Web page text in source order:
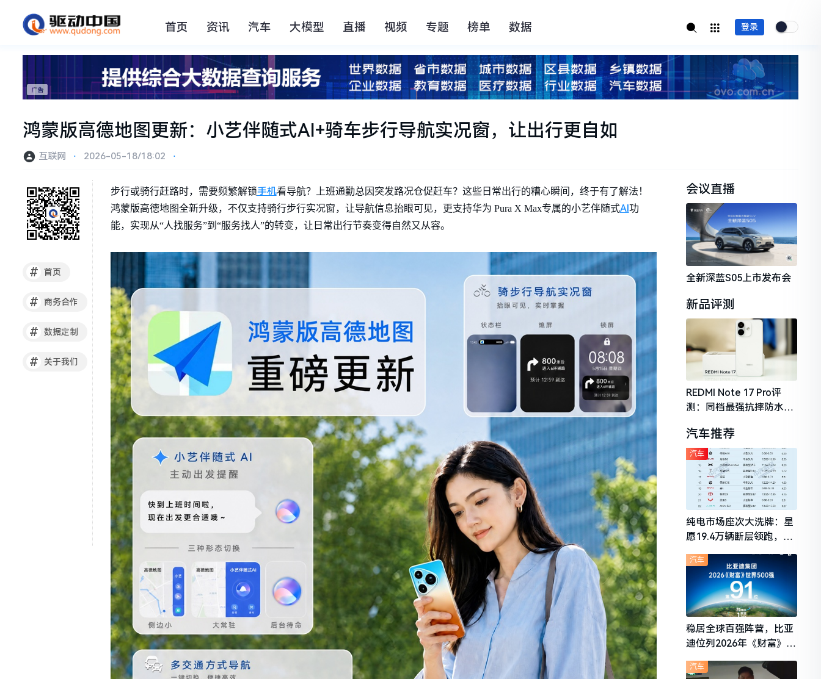
首页 资讯 汽车 大模型 直播 视频 专题 榜单 数据 登录
鸿蒙版高德地图更新：小艺伴随式AI+骑车步行导航实况窗，让出行更自如
互联网 ⋅ 2026-05-18/18:02 ⋅
# 首页
# 商务合作
# 数据定制
# 关于我们
步行或骑行赶路时，需要频繁解锁手机看导航？上班通勤总因突发路况仓促赶车？这些日常出行的糟心瞬间，终于有了解法！
鸿蒙版高德地图全新升级，不仅支持骑行步行实况窗，让导航信息抬眼可见，更支持华为 Pura X Max专属的小艺伴随式AI 功
能，实现从“人找服务”到“服务找人”的转变，让日常出行节奏变得自然又从容。
会议直播
全新深蓝S05上市发布会
新品评测
REDMI Note 17 Pro评
测：同档最强抗摔防水，
守门员
汽车推荐
纯电市场座次大洗牌：星
愿19.4万辆断层领跑，理
想i6成最强黑马
汽车
稳居全球百强阵营，比亚
迪位列2026年《财富》世
汽车
汽车